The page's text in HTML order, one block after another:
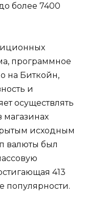
более 7400
программное
на Биткойн,
и
осуществлять
исходным
валюты был
413
популярности.